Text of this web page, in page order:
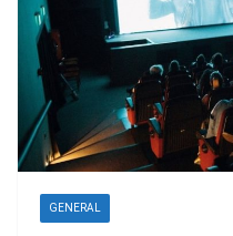
GENERAL